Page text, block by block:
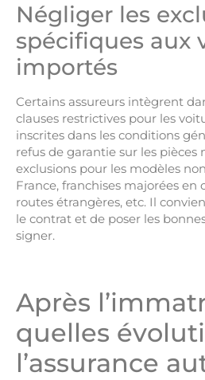
Négliger les
spécifiques aux
importés
Certains assureurs intègrent
clauses restrictives pour les
inscrites dans les conditions
refus de garantie sur les pièces
exclusions pour les modèles
France, franchises majorées en
routes étrangères, etc. Il
le contrat et de poser les
signer.
Après
quelles
l’assurance